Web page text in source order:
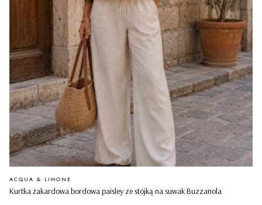
Kurtka żakardowa bordowa paisley ze stójką na suwak Buzzanola
PRODUCENT
ACQUA & LIMONE